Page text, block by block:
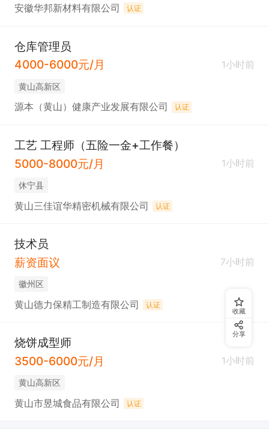
安徽华邦新材料有限公司 认证
仓库管理员
4000-6000元/月
1小时前
黄山高新区
源本（黄山）健康产业发展有限公司 认证
工艺 工程师（五险一金+工作餐）
5000-8000元/月
1小时前
休宁县
黄山三佳谊华精密机械有限公司 认证
技术员
薪资面议
7小时前
徽州区
黄山德力保精工制造有限公司 认证
烧饼成型师
3500-6000元/月
1小时前
黄山高新区
黄山市昱城食品有限公司 认证
收藏
分享